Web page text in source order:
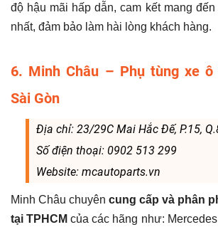
độ hậu mãi hấp dẫn, cam kết mang
nhất, đảm bảo làm hài lòng khách hàng.
6. Minh Châu – Phụ tùng xe
Sài Gòn
Địa chỉ: 23/29C Mai Hắc Đế, P.15,
Số điện thoại: 0902 513 299
Website: mcautoparts.vn
Minh Châu chuyên cung cấp và phân
tại TPHCM của các hãng như: